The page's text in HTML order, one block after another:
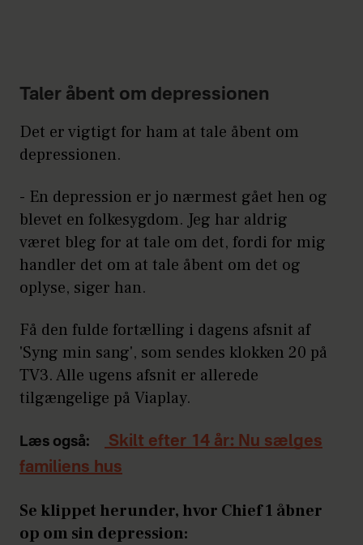
Taler åbent om depressionen
Det er vigtigt for ham at tale åbent om
depressionen.
- En depression er jo nærmest gået hen og
blevet en folkesygdom. Jeg har aldrig
været bleg for at tale om det, fordi for mig
handler det om at tale åbent om det og
oplyse, siger han.
Få den fulde fortælling i dagens afsnit af
'Syng min sang', som sendes klokken 20 på
TV3. Alle ugens afsnit er allerede
tilgængelige på Viaplay.
Læs også:
Skilt efter 14 år: Nu sælges
familiens hus
Se klippet herunder, hvor Chief 1 åbner
op om sin depression: